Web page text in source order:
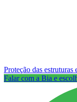
Proteção das
Falar com a Bia e